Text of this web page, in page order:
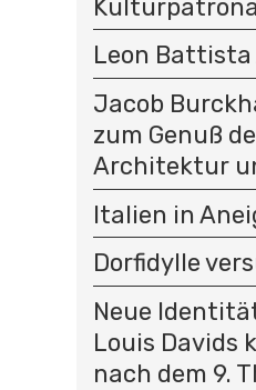
Leon
Jacob
zum Genuß
Architektur
Italien in
Dorfidylle
Neue
Louis Davids
nach dem 9.